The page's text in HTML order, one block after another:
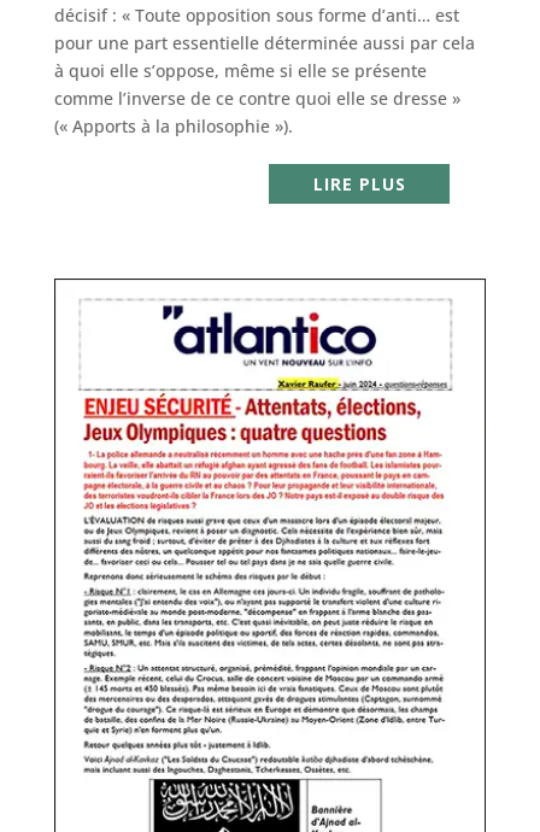
décisif : « Toute opposition sous forme d’anti… est
pour une part essentielle déterminée aussi par cela
à quoi elle s’oppose, même si elle se présente
comme l’inverse de ce contre quoi elle se dresse »
(« Apports à la philosophie »).
LIRE PLUS